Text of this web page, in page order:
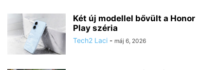
Két új modellel bővült a Honor
Play széria
Tech2 Laci - máj 6, 2026